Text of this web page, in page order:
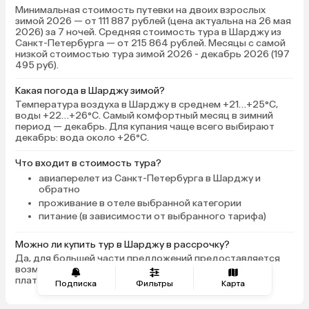
Подписка Фильтры Карта
Минимальная стоимость путевки на двоих взрослых
зимой 2026 — от 111 887 рублей (цена актуальна на 26 мая
2026) за 7 ночей. Средняя стоимость тура в Шарджу из
Санкт-Петербурга — от 215 864 рублей. Месяцы с самой
низкой стоимостью тура зимой 2026 - декабрь 2026 (197
495 руб).
Какая погода в Шарджу зимой?
Температура воздуха в Шарджу в среднем +21…+25°C,
воды +22…+26°C. Самый комфортный месяц в зимний
период — декабрь. Для купания чаще всего выбирают
декабрь: вода около +26°C.
Что входит в стоимость тура?
авиаперелет из Санкт-Петербурга в Шарджу и
обратно
проживание в отеле выбранной категории
питание (в зависимости от выбранного тарифа)
Можно ли купить тур в Шарджу в рассрочку?
Да, для большей части предложений предоставляется
возможность оплаты тура частями с рассрочкой
платежа.